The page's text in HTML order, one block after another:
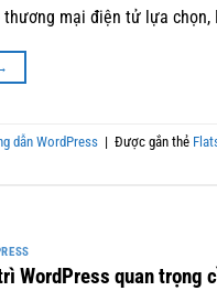
thương mại điện tử lựa chọn,
dẫn WordPress | Được gắn thẻ
WordPress quan trọng